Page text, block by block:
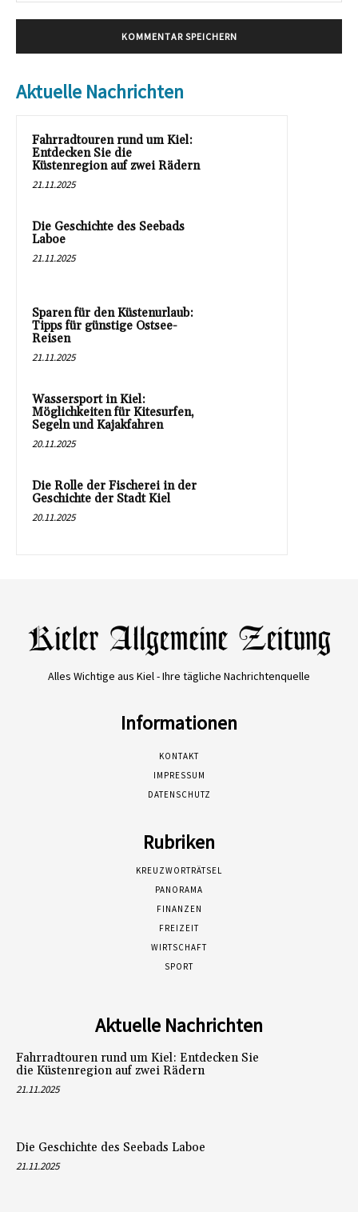
Aktuelle Nachrichten
Fahrradtouren rund um Kiel:
Entdecken Sie die
Küstenregion auf zwei Rädern
21.11.2025
Die Geschichte des Seebads
Laboe
21.11.2025
Sparen für den Küstenurlaub:
Tipps für günstige Ostsee-
Reisen
21.11.2025
Wassersport in Kiel:
Möglichkeiten für Kitesurfen,
Segeln und Kajakfahren
20.11.2025
Die Rolle der Fischerei in der
Geschichte der Stadt Kiel
20.11.2025
Alles Wichtige aus Kiel - Ihre tägliche Nachrichtenquelle
Informationen
KONTAKT
IMPRESSUM
DATENSCHUTZ
Rubriken
KREUZWORTRÄTSEL
PANORAMA
FINANZEN
FREIZEIT
WIRTSCHAFT
SPORT
Aktuelle Nachrichten
Fahrradtouren rund um Kiel: Entdecken Sie
die Küstenregion auf zwei Rädern
21.11.2025
Die Geschichte des Seebads Laboe
21.11.2025